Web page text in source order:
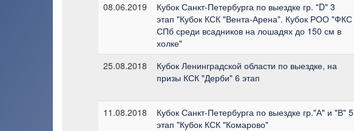
08.06.2019
Кубок Санкт-Петербурга по выездке гр. "D" 3
этап "Кубок КСК "Вента-Арена". Кубок РОО "ФКС
СПб среди всадников на лошадях до 150 см в
холке"
25.08.2018
Кубок Ленинградской области по выездке, на
призы КСК "Дерби" 6 этап
11.08.2018
Кубок Санкт-Петербурга по выездке гр."А" и "В" 5
этап "Кубок КСК "Комарово"